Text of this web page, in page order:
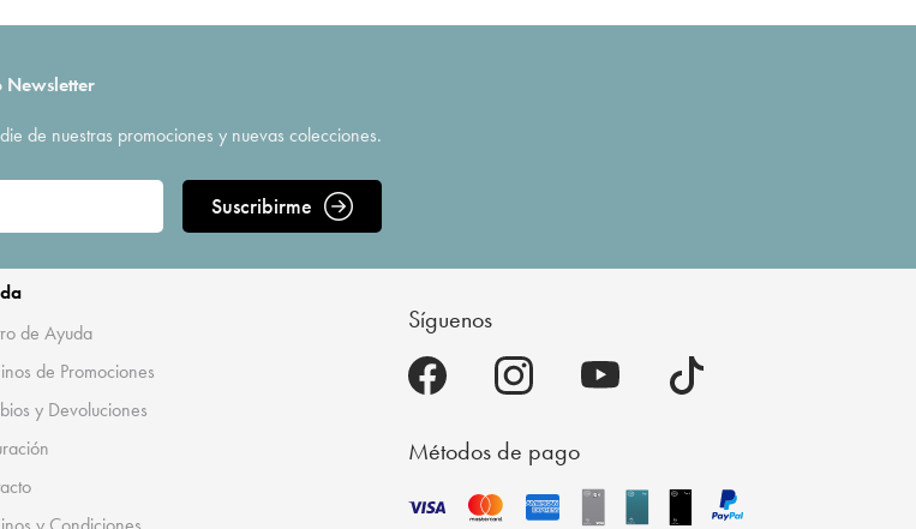
Newsletter
de nuestras promociones y nuevas colecciones.
Suscribirme
de Ayuda
de Promociones
y Devoluciones
Síguenos
Métodos de pago